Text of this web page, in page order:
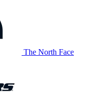
The North Face